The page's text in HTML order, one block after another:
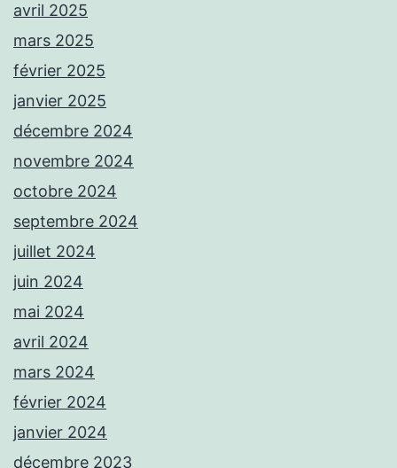
avril 2025
mars 2025
février 2025
janvier 2025
décembre 2024
novembre 2024
octobre 2024
septembre 2024
juillet 2024
juin 2024
mai 2024
avril 2024
mars 2024
février 2024
janvier 2024
décembre 2023